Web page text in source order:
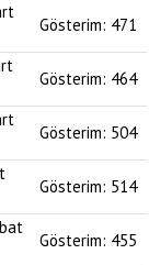
Gösterim: 471
Gösterim: 464
Gösterim: 504
Gösterim: 514
Gösterim: 455